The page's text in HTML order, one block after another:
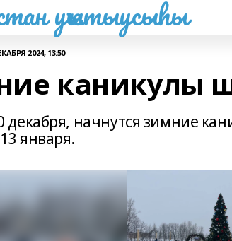
уҡытыусыһы
2024, 13:50
каникулы
декабря, начнутся зимние
января.